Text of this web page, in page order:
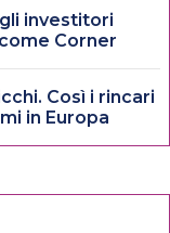
investitori
Corner
Così i rincari
in Europa